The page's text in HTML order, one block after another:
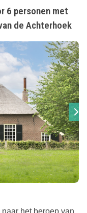
6 personen met
de Achterhoek